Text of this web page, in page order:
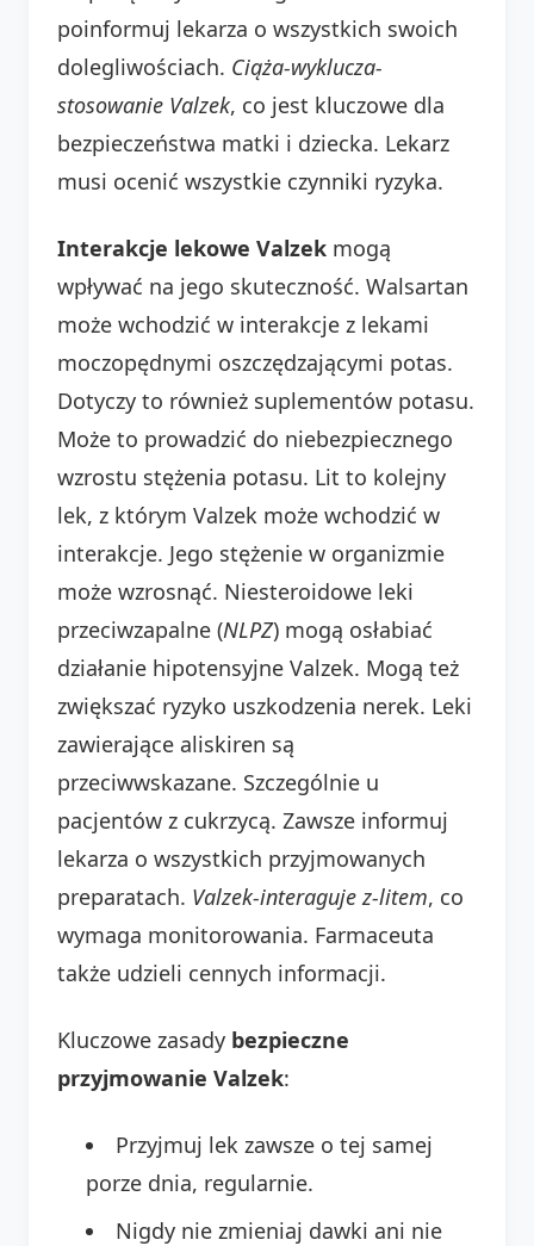
poinformuj lekarza o wszystkich swoich
dolegliwościach. Ciąża-wyklucza-
stosowanie Valzek, co jest kluczowe dla
bezpieczeństwa matki i dziecka. Lekarz
musi ocenić wszystkie czynniki ryzyka.
Interakcje lekowe Valzek mogą
wpływać na jego skuteczność. Walsartan
może wchodzić w interakcje z lekami
moczopędnymi oszczędzającymi potas.
Dotyczy to również suplementów potasu.
Może to prowadzić do niebezpiecznego
wzrostu stężenia potasu. Lit to kolejny
lek, z którym Valzek może wchodzić w
interakcje. Jego stężenie w organizmie
może wzrosnąć. Niesteroidowe leki
przeciwzapalne (NLPZ) mogą osłabiać
działanie hipotensyjne Valzek. Mogą też
zwiększać ryzyko uszkodzenia nerek. Leki
zawierające aliskiren są
przeciwwskazane. Szczególnie u
pacjentów z cukrzycą. Zawsze informuj
lekarza o wszystkich przyjmowanych
preparatach. Valzek-interaguje z-litem, co
wymaga monitorowania. Farmaceuta
także udzieli cennych informacji.
Kluczowe zasady bezpieczne
przyjmowanie Valzek:
Przyjmuj lek zawsze o tej samej
porze dnia, regularnie.
Nigdy nie zmieniaj dawki ani nie